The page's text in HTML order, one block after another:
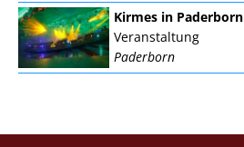
Kirmes in Paderborn
Veranstaltung
Paderborn